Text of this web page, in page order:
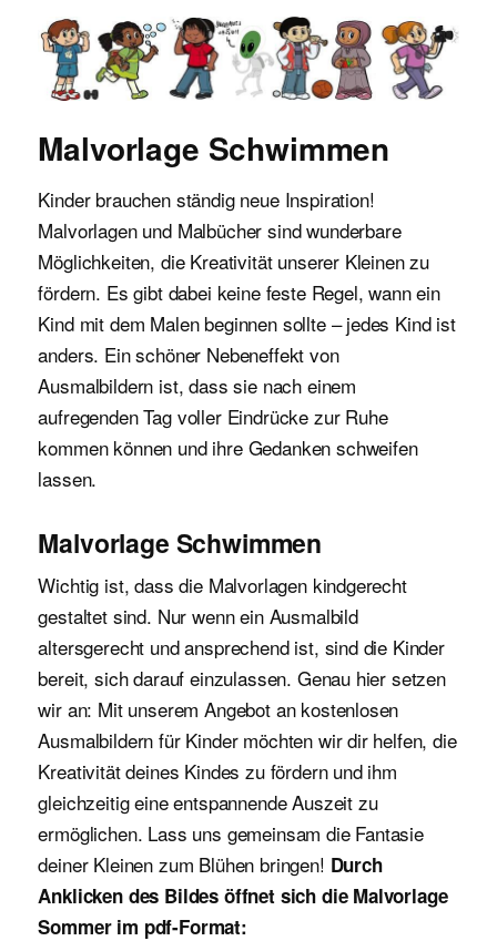
Malvorlagen für Kinder
Malvorlage Schwimmen
Kinder brauchen ständig neue Inspiration!
Malvorlagen und Malbücher sind wunderbare
Möglichkeiten, die Kreativität unserer Kleinen zu
fördern. Es gibt dabei keine feste Regel, wann ein
Kind mit dem Malen beginnen sollte – jedes Kind ist
anders. Ein schöner Nebeneffekt von
Ausmalbildern ist, dass sie nach einem
aufregenden Tag voller Eindrücke zur Ruhe
kommen können und ihre Gedanken schweifen
lassen.
Malvorlage Schwimmen
Wichtig ist, dass die Malvorlagen kindgerecht
gestaltet sind. Nur wenn ein Ausmalbild
altersgerecht und ansprechend ist, sind die Kinder
bereit, sich darauf einzulassen. Genau hier setzen
wir an: Mit unserem Angebot an kostenlosen
Ausmalbildern für Kinder möchten wir dir helfen, die
Kreativität deines Kindes zu fördern und ihm
gleichzeitig eine entspannende Auszeit zu
ermöglichen. Lass uns gemeinsam die Fantasie
deiner Kleinen zum Blühen bringen! Durch
Anklicken des Bildes öffnet sich die Malvorlage
Sommer im pdf-Format: